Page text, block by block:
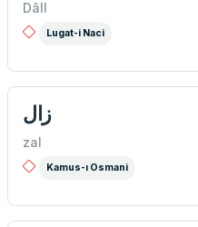
Dâll
Lugat-i Naci
زال
zal
Kamus-ı Osmani